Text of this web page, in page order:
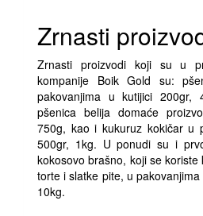
Zrnasti
Zrnasti proizvodi koji su u
kompanije Boik Gold su:
pakovanjima u kutijici
pšenica belija domaće
750g, kao i kukuruz kokičar u
500gr, 1kg. U ponudi su i
kokosovo brašno, koji se
torte i slatke pite, u
10kg.